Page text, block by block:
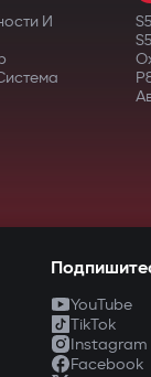
И
YouTube
TikTok
Instagram
Facebook